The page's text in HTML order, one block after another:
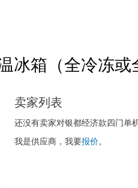
冰箱（全冷冻
卖家列表
还没有卖家对银都经济款四门单
我是供应商，我要报价。